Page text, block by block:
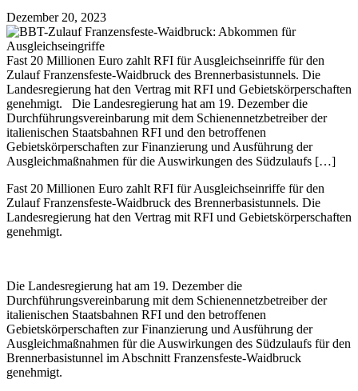
Dezember 20, 2023
Fast 20 Millionen Euro zahlt RFI für Ausgleichseinriffe für den
Zulauf Franzensfeste-Waidbruck des Brennerbasistunnels. Die
Landesregierung hat den Vertrag mit RFI und Gebietskörperschaften
genehmigt. Die Landesregierung hat am 19. Dezember die
Durchführungsvereinbarung mit dem Schienennetzbetreiber der
italienischen Staatsbahnen RFI und den betroffenen
Gebietskörperschaften zur Finanzierung und Ausführung der
Ausgleichmaßnahmen für die Auswirkungen des Südzulaufs […]
Fast 20 Millionen Euro zahlt RFI für Ausgleichseinriffe für den
Zulauf Franzensfeste-Waidbruck des Brennerbasistunnels. Die
Landesregierung hat den Vertrag mit RFI und Gebietskörperschaften
genehmigt.
Die Landesregierung hat am 19. Dezember die
Durchführungsvereinbarung mit dem Schienennetzbetreiber der
italienischen Staatsbahnen RFI und den betroffenen
Gebietskörperschaften zur Finanzierung und Ausführung der
Ausgleichmaßnahmen für die Auswirkungen des Südzulaufs für den
Brennerbasistunnel im Abschnitt Franzensfeste-Waidbruck
genehmigt.